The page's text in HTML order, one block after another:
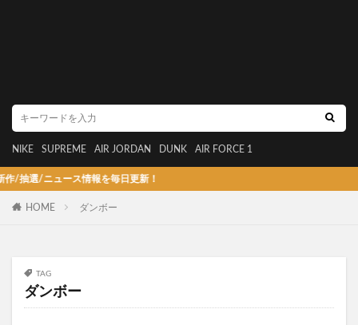
NIKE SUPREME AIR JORDAN DUNK AIR FORCE 1
/ニュース情報を毎日更新！
HOME ダンボー
TAG
ダンボー